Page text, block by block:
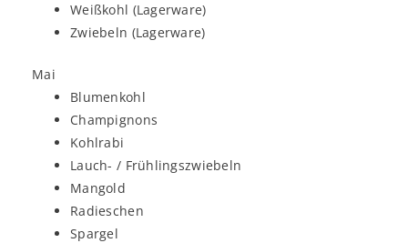
Weißkohl (Lagerware)
Zwiebeln (Lagerware)
Mai
Blumenkohl
Champignons
Kohlrabi
Lauch- / Frühlingszwiebeln
Mangold
Radieschen
Spargel